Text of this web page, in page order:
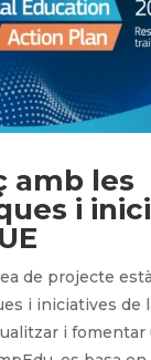
amb les
i
de projecte
i iniciatives de
i fomentar